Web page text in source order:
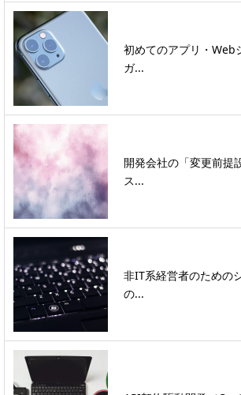
初めてのアプリ・Web
ガ...
開発会社の「変更前提
ス...
非IT系経営者のための
の...